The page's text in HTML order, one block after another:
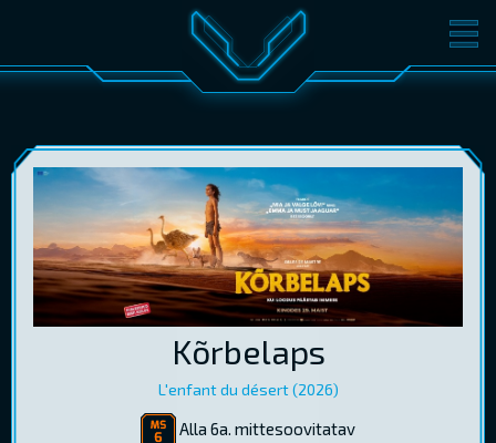
FILMID PILETID
KONVERENTS V-KLUBI
KINKEKAARDID
Kõrbelaps
L'enfant du désert (2026)
Alla 6a. mittesoovitatav